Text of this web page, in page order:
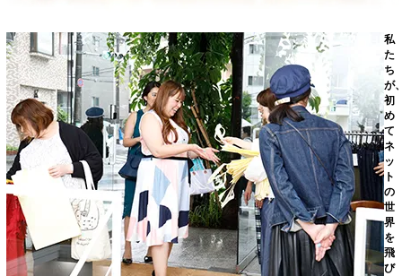
私
た
ち
が
初
め
て
ネ
ッ
ト
の
世
界
を
飛
び